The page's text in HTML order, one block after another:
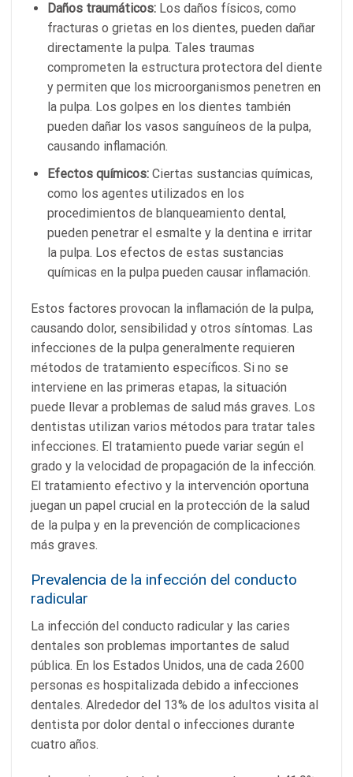
Daños traumáticos:Los daños físicos, como
fracturas o grietas en los dientes, pueden dañar
directamente la pulpa. Tales traumas
comprometen la estructura protectora del diente
y permiten que los microorganismos penetren en
la pulpa. Los golpes en los dientes también
pueden dañar los vasos sanguíneos de la pulpa,
causando inflamación.
Efectos químicos:Ciertas sustancias químicas,
como los agentes utilizados en los
procedimientos de blanqueamiento dental,
pueden penetrar el esmalte y la dentina e irritar
la pulpa. Los efectos de estas sustancias
químicas en la pulpa pueden causar inflamación.
Estos factores provocan la inflamación de la pulpa,
causando dolor, sensibilidad y otros síntomas. Las
infecciones de la pulpa generalmente requieren
métodos de tratamiento específicos. Si no se
interviene en las primeras etapas, la situación
puede llevar a problemas de salud más graves. Los
dentistas utilizan varios métodos para tratar tales
infecciones. El tratamiento puede variar según el
grado y la velocidad de propagación de la infección.
El tratamiento efectivo y la intervención oportuna
juegan un papel crucial en la protección de la salud
de la pulpa y en la prevención de complicaciones
más graves.
Prevalencia de la infección del conducto
radicular
La infección del conducto radicular y las caries
dentales son problemas importantes de salud
pública. En los Estados Unidos, una de cada 2600
personas es hospitalizada debido a infecciones
dentales. Alrededor del 13% de los adultos visita al
dentista por dolor dental o infecciones durante
cuatro años.